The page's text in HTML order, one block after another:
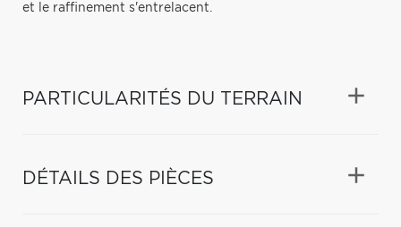
et le raffinement s'entrelacent.
PARTICULARITÉS DU TERRAIN
DÉTAILS DES PIÈCES